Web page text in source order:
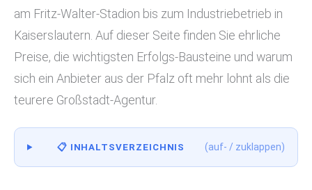
am Fritz-Walter-Stadion bis zum Industriebetrieb in
Kaiserslautern. Auf dieser Seite finden Sie ehrliche
Preise, die wichtigsten Erfolgs-Bausteine und warum
sich ein Anbieter aus der Pfalz oft mehr lohnt als die
teurere Großstadt-Agentur.
📋 INHALTSVERZEICHNIS (auf- / zuklappen)